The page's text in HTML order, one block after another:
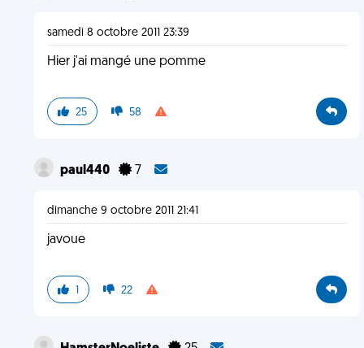
samedi 8 octobre 2011 23:39
Hier j'ai mangé une pomme
25 58
paul440 7
dimanche 9 octobre 2011 21:41
javoue
1 22